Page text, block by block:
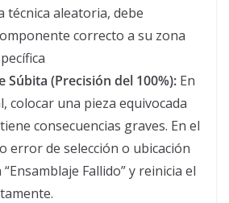
técnica aleatoria, debe
correcto a su zona
Súbita (Precisión del 100%): En
colocar una pieza equivocada
consecuencias graves. En el
error de selección o ubicación
Fallido” y reinicia el